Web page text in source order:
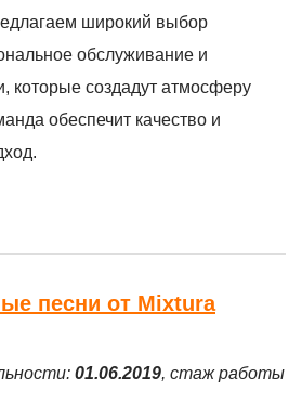
широкий выбор
обслуживание и
которые создадут атмосферу
обеспечит качество и
песни от Mixtura
01.06.2019, стаж работы